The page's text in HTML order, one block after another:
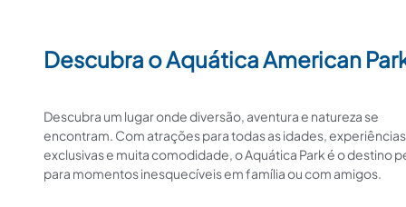
Descubra o Aquática American
Descubra um lugar onde diversão, aventura e natureza se
encontram. Com atrações para todas as idades, experiências
exclusivas e muita comodidade, o Aquática Park é o destino
para momentos inesquecíveis em família ou com amigos.